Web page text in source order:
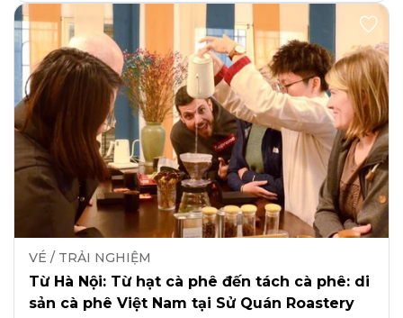
VÉ / TRẢI NGHIỆM
Từ Hà Nội: Từ hạt cà phê đến tách cà phê: di
sản cà phê Việt Nam tại Sử Quán Roastery